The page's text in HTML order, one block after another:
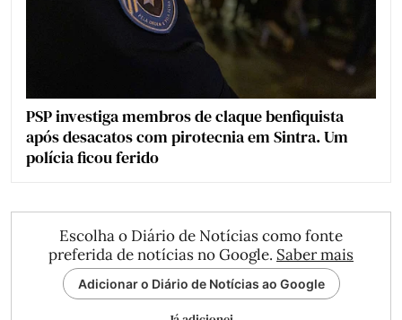
PSP investiga membros de claque benfiquista
após desacatos com pirotecnia em Sintra. Um
polícia ficou ferido
Escolha o Diário de Notícias como fonte
preferida de notícias no Google. Saber mais
Adicionar o Diário de Notícias ao Google